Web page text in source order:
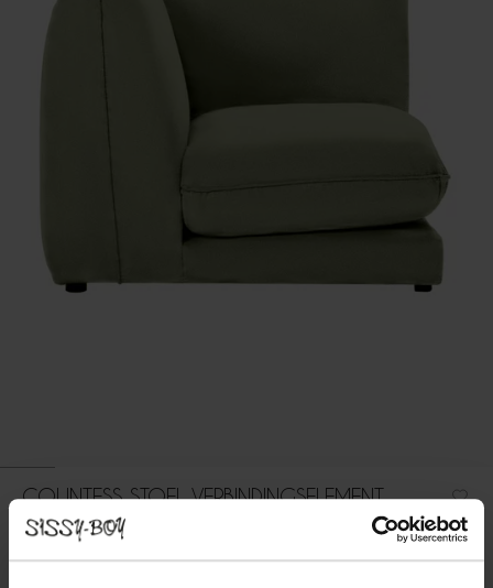
COUNTESS STOEL VERBINDINGSELEMENT
SALVADOR OLIVE GREEN